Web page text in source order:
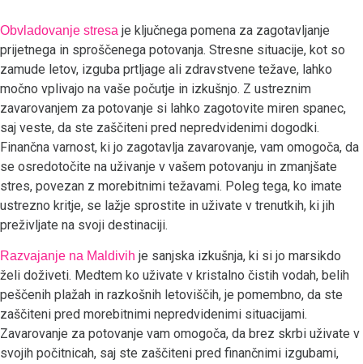
Obvladovanje stresa je ključnega pomena za zagotavljanje
prijetnega in sproščenega potovanja. Stresne situacije, kot so
zamude letov, izguba prtljage ali zdravstvene težave, lahko
močno vplivajo na vaše počutje in izkušnjo. Z ustreznim
zavarovanjem za potovanje si lahko zagotovite miren spanec,
saj veste, da ste zaščiteni pred nepredvidenimi dogodki.
Finančna varnost, ki jo zagotavlja zavarovanje, vam omogoča, da
se osredotočite na uživanje v vašem potovanju in zmanjšate
stres, povezan z morebitnimi težavami. Poleg tega, ko imate
ustrezno kritje, se lažje sprostite in uživate v trenutkih, ki jih
preživljate na svoji destinaciji.
Razvajanje na Maldivih je sanjska izkušnja, ki si jo marsikdo
želi doživeti. Medtem ko uživate v kristalno čistih vodah, belih
peščenih plažah in razkošnih letoviščih, je pomembno, da ste
zaščiteni pred morebitnimi nepredvidenimi situacijami.
Zavarovanje za potovanje vam omogoča, da brez skrbi uživate v
svojih počitnicah, saj ste zaščiteni pred finančnimi izgubami,